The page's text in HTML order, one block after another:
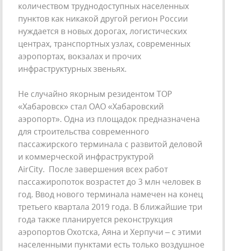
количеством труднодоступных населенных
пунктов как никакой другой регион России
нуждается в новых дорогах, логистических
центрах, транспортных узлах, современных
аэропортах, вокзалах и прочих
инфраструктурных звеньях.
Не случайно якорным резидентом ТОР
«Хабаровск» стал ОАО «Хабаровский
аэропорт». Одна из площадок предназначена
для строительства современного
пассажирского терминала с развитой деловой
и коммерческой инфраструктурой
AirCity. После завершения всех работ
пассажиропоток возрастет до 3 млн человек в
год. Ввод нового терминала намечен на конец
третьего квартала 2019 года. В ближайшие три
года также планируется реконструкция
аэропортов Охотска, Аяна и Херпучи – с этими
населенными пунктами есть только воздушное